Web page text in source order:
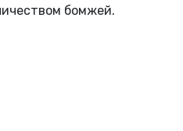
бомжей.